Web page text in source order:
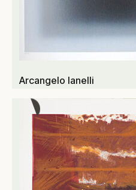
Arcangelo Ianelli